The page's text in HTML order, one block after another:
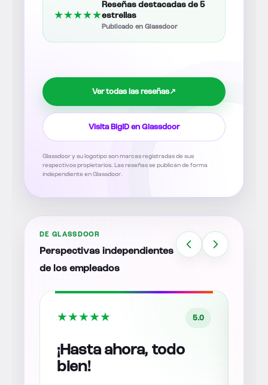
★★★★★
Reseñas destacadas de 5
estrellas
Publicado en Glassdoor
Ver todas las reseñas↗
Visita BigID en Glassdoor
Glassdoor y su logotipo son marcas registradas de sus
respectivos propietarios. Las reseñas se publican de forma
independiente en Glassdoor.
DE GLASSDOOR
Perspectivas independientes
de los empleados
★★★★★ 5.0
¡Hasta ahora, todo
bien!